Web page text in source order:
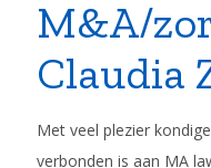
M&A/
Claudia
Met veel plezier
verbonden is aan MA